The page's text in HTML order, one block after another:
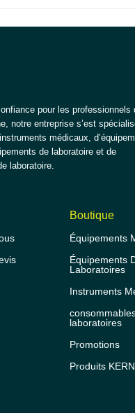
pour les professionnels
notre entreprise s’est
médicaux,
de laboratoire et de
laboratoire.
Boutique
Équipements
Équipements
Laboratoires
Instruments
laboratoires
Promotions
Produits KERN